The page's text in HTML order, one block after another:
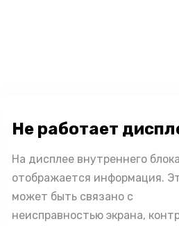
Не работает
На дисплее внутреннего
отображается информация.
может быть связано с
неисправностью экрана,